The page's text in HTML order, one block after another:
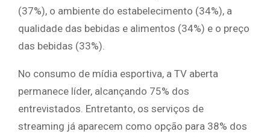
(37%), o ambiente do estabelecimento (34%), a
qualidade das bebidas e alimentos (34%) e o preço
das bebidas (33%).
No consumo de mídia esportiva, a TV aberta
permanece líder, alcançando 75% dos
entrevistados. Entretanto, os serviços de
streaming já aparecem como opção para 38% dos